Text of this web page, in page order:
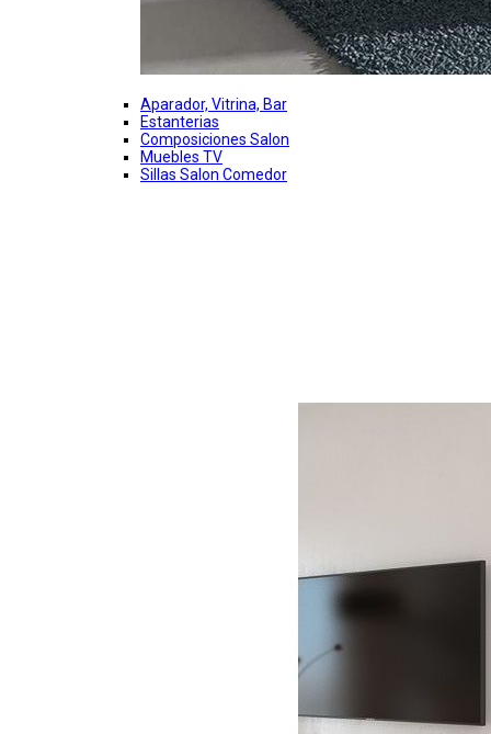
Aparador, Vitrina, Bar
Estanterias
Composiciones Salon
Muebles TV
Sillas Salon Comedor